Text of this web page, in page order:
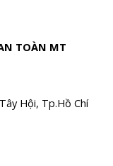
TOÀN MT
Hội, Tp.Hồ Chí